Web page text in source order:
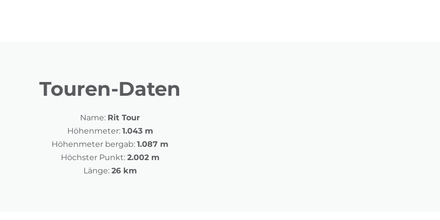
Touren-Daten
Name: Rit Tour
Höhenmeter: 1.043 m
Höhenmeter bergab: 1.087 m
Höchster Punkt: 2.002 m
Länge: 26 km